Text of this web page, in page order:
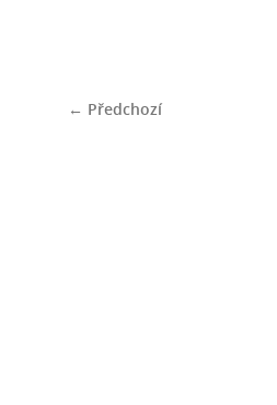
← Předchozí